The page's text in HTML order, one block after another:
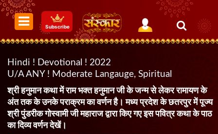
Subscribe
Hindi ! Devotional ! 2022
U/A ANY ! Moderate Langauge, Spiritual
श्री हनुमान कथा में राम भक्त हनुमान जी के जन्म से लेकर रामायण के
अंत तक के उनके पराक्रम का वर्णन है। मध्य प्रदेश के छतरपुर में पूज्य
श्री पुंडरीक गोस्वामी जी महाराज द्वारा किए गए इस पवित्र कथा के पाठ
का दिव्य वर्णन देखें।